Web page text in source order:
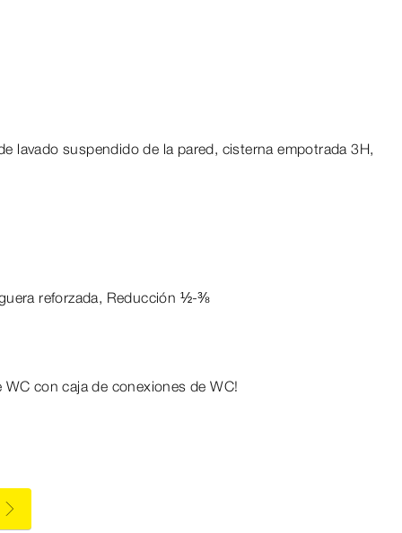
lavado suspendido de la pared, cisterna empotrada 3H,
reforzada, Reducción ½-⅜
WC con caja de conexiones de WC!